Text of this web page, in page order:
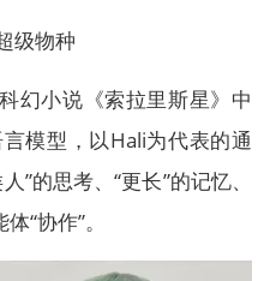
级物种
幻小说《索拉里斯星》中
模型，以Hali为代表的通
”的思考、“更长”的记忆、
“协作”。